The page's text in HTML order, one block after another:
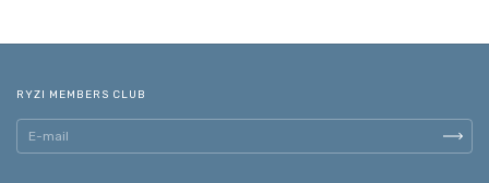
RYZI MEMBERS CLUB